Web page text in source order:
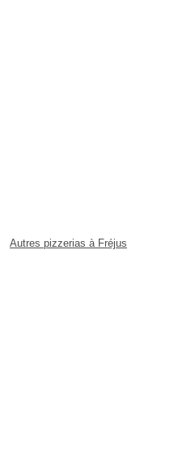
Autres pizzerias à Fréjus